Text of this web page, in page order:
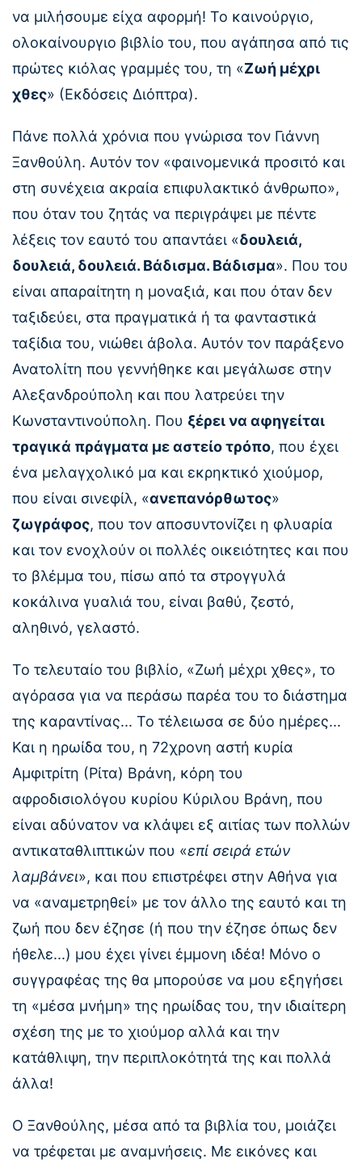
να μιλήσουμε είχα αφορμή! Το καινούργιο,
ολοκαίνουργιο βιβλίο του, που αγάπησα από τις
πρώτες κιόλας γραμμές του, τη «Ζωή μέχρι
χθες» (Εκδόσεις Διόπτρα).
Πάνε πολλά χρόνια που γνώρισα τον Γιάννη
Ξανθούλη. Αυτόν τον «φαινομενικά προσιτό και
στη συνέχεια ακραία επιφυλακτικό άνθρωπο»,
που όταν του ζητάς να περιγράψει με πέντε
λέξεις τον εαυτό του απαντάει «δουλειά,
δουλειά, δουλειά. Βάδισμα. Βάδισμα». Που του
είναι απαραίτητη η μοναξιά, και που όταν δεν
ταξιδεύει, στα πραγματικά ή τα φανταστικά
ταξίδια του, νιώθει άβολα. Αυτόν τον παράξενο
Ανατολίτη που γεννήθηκε και μεγάλωσε στην
Αλεξανδρούπολη και που λατρεύει την
Κωνσταντινούπολη. Που ξέρει να αφηγείται
τραγικά πράγματα με αστείο τρόπο, που έχει
ένα μελαγχολικό μα και εκρηκτικό χιούμορ,
που είναι σινεφίλ, «ανεπανόρθωτος»
ζωγράφος, που τον αποσυντονίζει η φλυαρία
και τον ενοχλούν οι πολλές οικειότητες και που
το βλέμμα του, πίσω από τα στρογγυλά
κοκάλινα γυαλιά του, είναι βαθύ, ζεστό,
αληθινό, γελαστό.
Το τελευταίο του βιβλίο, «Ζωή μέχρι χθες», το
αγόρασα για να περάσω παρέα του το διάστημα
της καραντίνας... Το τέλειωσα σε δύο ημέρες...
Και η ηρωίδα του, η 72χρονη αστή κυρία
Αμφιτρίτη (Ρίτα) Βράνη, κόρη του
αφροδισιολόγου κυρίου Κύριλου Βράνη, που
είναι αδύνατον να κλάψει εξ αιτίας των πολλών
αντικαταθλιπτικών που «επί σειρά ετών
λαμβάνει», και που επιστρέφει στην Αθήνα για
να «αναμετρηθεί» με τον άλλο της εαυτό και τη
ζωή που δεν έζησε (ή που την έζησε όπως δεν
ήθελε...) μου έχει γίνει έμμονη ιδέα! Μόνο ο
συγγραφέας της θα μπορούσε να μου εξηγήσει
τη «μέσα μνήμη» της ηρωίδας του, την ιδιαίτερη
σχέση της με το χιούμορ αλλά και την
κατάθλιψη, την περιπλοκότητά της και πολλά
άλλα!
Ο Ξανθούλης, μέσα από τα βιβλία του, μοιάζει
να τρέφεται με αναμνήσεις. Με εικόνες και